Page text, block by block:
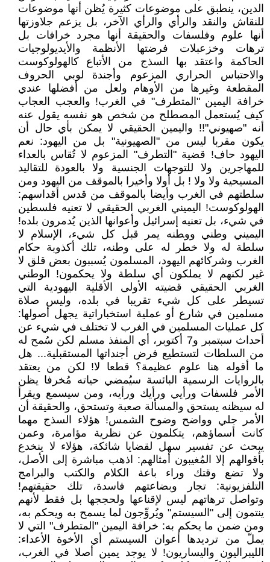
الدين، ينطبق على موضوعات كثيرة يُظن أنها موضوعات
للنقاش والنقد والرأي والرأي الآخر، بل يزعم جلاوزتها
أنها علوم وفلسفات والحقيقة أنها مجرد خرافات بل
ترهات وخزعبلات فرضتها الأنظمة والأيديولوجيات
الحاكمة واعتقد بها السذج من الأتباع كالهولوكوست
والاحتباس الحراري المزعوم وأجندة لوبي الحروف
المقطعة وغيرها من الأوهام ولعل من أفضلها عندي
خرافة اليمين "المتطرف" في الغرب! والعجب العجاب
كيف يُستعمل المصطلح من شخص هو نفسه يقول عنه
أنه "صهيوني"!! واليمين الحقيقي لا يمكن بأي حال أن
يكون مقربا ليس من "الصهيونية" بل من اليهود: نعم
اليهود حاف! قضية "التطرف" المزعوم لا تُقاس بالعداء
للمهاجرين ولا للتوجهات الجنسية ولا بالعودة للتقاليد
المسيحية ولا ولا ! بل أولا وأخيرا بالموقف من اليهود ومن
سلطتهم في الغرب وأيضا بالموقف من قدس أقداسهم:
الهولوكوست! اليميني الغربي الحقيقي لا تعنيه فلسطين
في شيء، بل تعنيه إسرائيل وأعوانها الذين يُدمرون بلده!
اليميني وطني وو‍طنه يمر قبل كل شيء، الإسلام لا
سلطة له ولا خطر له على وطنه، تلك أكذوبة حكام
الغرب وشركائهم اليهود، المسلمون يُسببون بعض قلق لا
غير لكنهم لا يملكون أي سلطة ولا يحكمون! الوطني
الغربي الحقيقي قضيته الأولى الأقلية اليهودية التي
تسيطر على كل شيء تقريبا في بلده، وليس صلاة
مسلمين في شارع أو عملية استخباراتية يجهل أصولها:
كل عمليات المسلمين في الغرب لا تختلف في شيء عن
أحداث سبتمبر و7 أكتوبر، أي المنفذ مسلم لكن سُمح له
من السلطات لتستطيع فرض أجنداتها المستقبلية... هل
ما أقوله هنا علوم عظيمة؟ قطعا لا! لكن من يعتقد
بالروايات الرسمية البائسة سيُمضي حياته مُخرفا يظن
الأمر فلسفات ورأيي ورأيك ورأيه، ومن سيسمع ويقرأ
له سيظنه يستحق والمسألة صعبة وتستحق، والحقيقة أن
الأمر جلي وواضح وضوح الشمس! هؤلاء السذج مهما
كانت أسماؤهم، يتكلمون عن نظرية مؤامرة، وعمن
يبحث عن تفسير سهل لقضايا شائكة، هؤلاء لا ينخدع
بأقوالهم إلا المُغيبون أمثالهم: اذهب مباشرة إلى الأصل،
ولا تضع وقتك وراء باعة الكلام والكتب والبرامج
التلفزيونية: تجار وبضاعتهم فاسدة، تلك حقيقتهم!
وتواصل ترهاتهم ليس لإقناعها ولحججها بل فقط لأنهم
ينتمون إلى "السيستم" ويُروِّجون لما يسمح به ويحكم به،
ومن ضمن ما يحكم به: خرافة اليمين "المتطرف" التي لا
يملّ من ترديدها أعوان السيستم أي الأخوة الأعداء:
الليبراليون واليساريون! لا يوجد يمين أصلا في الغرب،